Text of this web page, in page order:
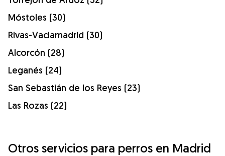
Móstoles (30)
Rivas-Vaciamadrid (30)
Alcorcón (28)
Leganés (24)
San Sebastián de los Reyes (23)
Las Rozas (22)
Otros servicios para perros en Madrid